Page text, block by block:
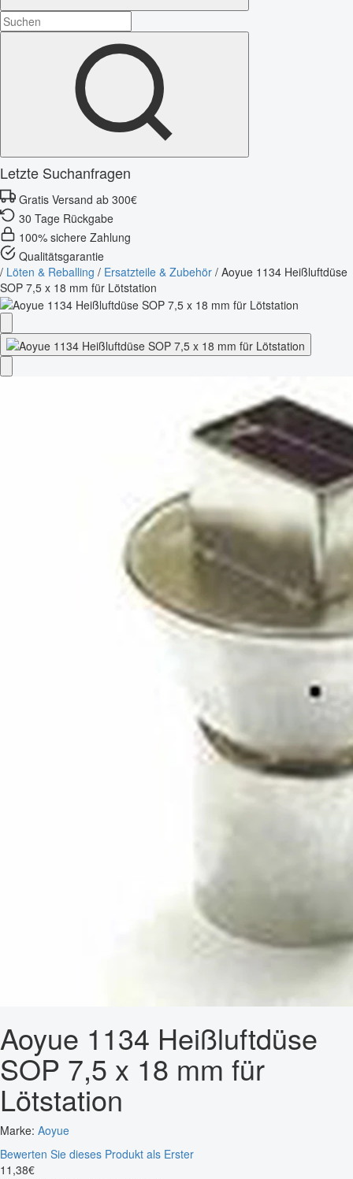
Letzte Suchanfragen
Gratis Versand ab 300€
30 Tage Rückgabe
100% sichere Zahlung
Qualitätsgarantie
/ Löten & Reballing / Ersatzteile & Zubehör / Aoyue 1134 Heißluftdüse
SOP 7,5 x 18 mm für Lötstation
Aoyue 1134 Heißluftdüse
SOP 7,5 x 18 mm für
Lötstation
Marke: Aoyue
Bewerten Sie dieses Produkt als Erster
11 ,38€